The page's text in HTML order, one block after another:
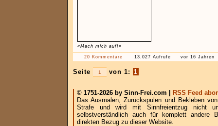
«Mach mich auf!»
20 Kommentare 13.027 Aufrufe vor 16 Jahren
Seite von 1: 1
© 1751-2026 by Sinn-Frei.com |
RSS Feed
Das Ausmalen, Zurückspulen und Bekleben
Strafe und wird mit Sinnfreientzug nicht
selbstverständlich auch für komplett andere
direkten Bezug zu dieser Website.